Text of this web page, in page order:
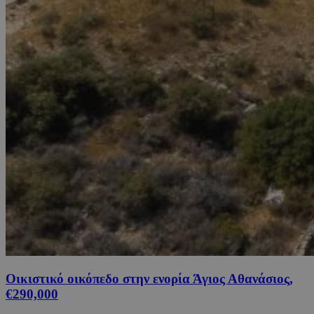
Οικιστικό οικόπεδο στην ενορία Άγιος Αθανάσιος,
€290,000